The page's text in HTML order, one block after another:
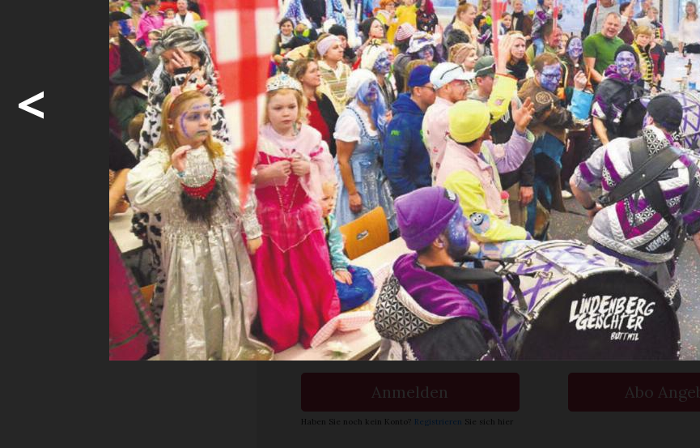
Mit dem Narrenmarsch wurde die Fasnacht in Buttwil
lanciert
«Blüemlisalp ire Winternacht» hat die Gesellschaft
diese Saison auf ihre Fahnen geschrieben. Unter
Vorzeichen wurde der Narrenmarsch zur
...
Möchten Sie
weiterlesen?
Ja. Ich bin
Abonnent.
Anmelden
Haben Sie noch kein Konto? Registrieren Sie sich hier
Ja. Ich
ein Abo.
Abo
<